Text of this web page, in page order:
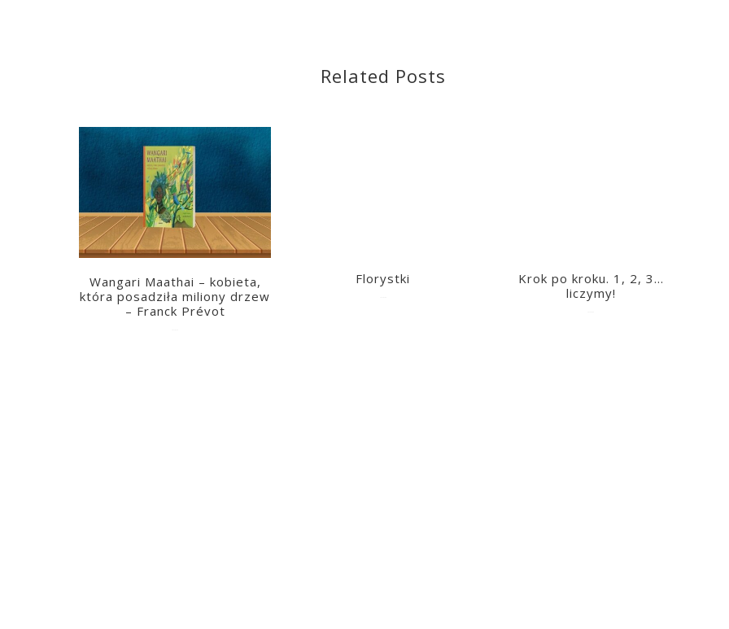
Related Posts
Wangari Maathai – kobieta,
która posadziła miliony drzew
– Franck Prévot
Florystki
Krok po kroku. 1, 2, 3…
liczymy!